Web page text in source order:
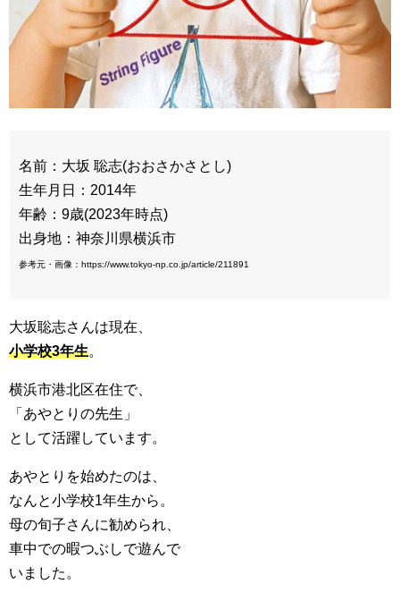
名前：大坂 聡志(おおさかさとし)
生年月日：2014年
年齢：9歳(2023年時点)
出身地：神奈川県横浜市
参考元・画像：https://www.tokyo-np.co.jp/article/211891
大坂聡志さんは現在、
小学校3年生。
横浜市港北区在住で、
「あやとりの先生」
として活躍しています。
あやとりを始めたのは、
なんと小学校1年生から。
母の旬子さんに勧められ、
車中での暇つぶしで遊んで
いました。